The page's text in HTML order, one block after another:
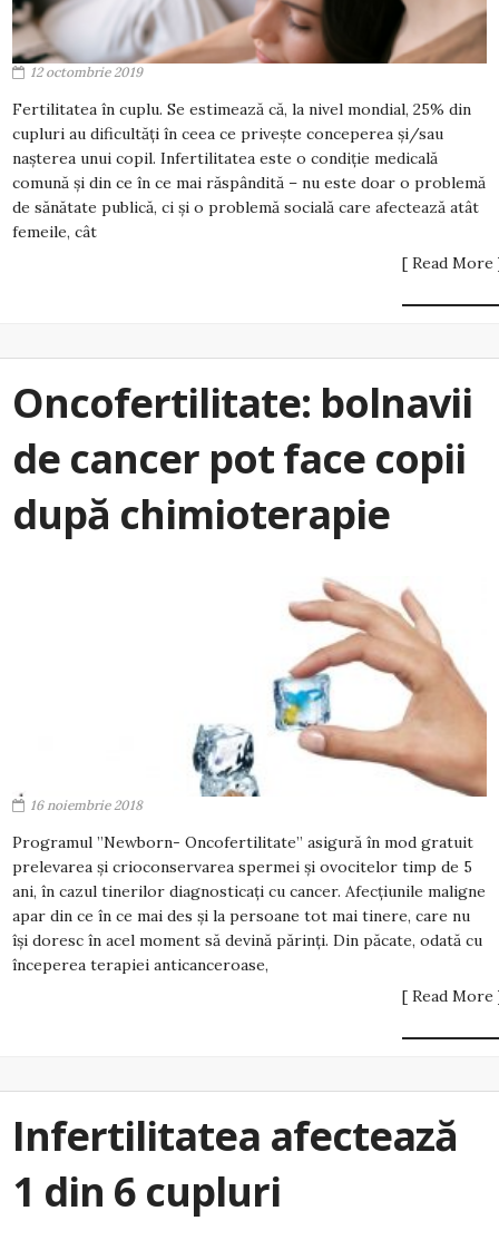
12 octombrie 2019
Fertilitatea în cuplu. Se estimează că, la nivel mondial, 25% din
cupluri au dificultăți în ceea ce privește conceperea și/sau
nașterea unui copil. Infertilitatea este o condiție medicală
comună și din ce în ce mai răspândită – nu este doar o problemă
de sănătate publică, ci și o problemă socială care afectează atât
femeile, cât
[ Read More
Oncofertilitate: bolnavii
de cancer pot face copii
după chimioterapie
16 noiembrie 2018
Programul ”Newborn- Oncofertilitate” asigură în mod gratuit
prelevarea și crioconservarea spermei și ovocitelor timp de 5
ani, în cazul tinerilor diagnosticați cu cancer. Afecțiunile maligne
apar din ce în ce mai des și la persoane tot mai tinere, care nu
își doresc în acel moment să devină părinți. Din păcate, odată cu
începerea terapiei anticanceroase,
[ Read More
Infertilitatea afectează
1 din 6 cupluri